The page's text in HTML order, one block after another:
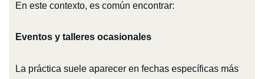
En este contexto, es común encontrar:
Eventos y talleres ocasionales
La práctica suele aparecer en fechas específicas más